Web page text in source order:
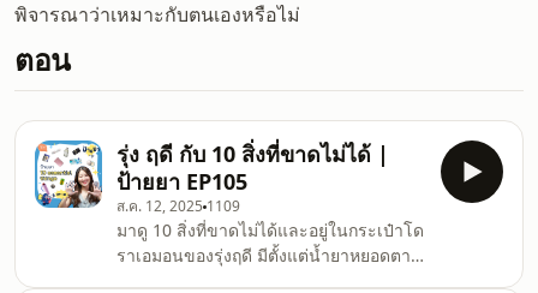
พิจารณาว่าเหมาะกับตนเองหรือไม่
ตอน
รุ่ง ฤดี กับ 10 สิ่งที่ขาดไม่ได้ |
ป้ายยา EP105
ส.ค. 12, 2025 1109
มาดู 10 สิ่งที่ขาดไม่ได้และอยู่ในกระเป๋าโด
ราเอมอนของรุ่งฤดี มีตั้งแต่น้ำยาหยอดตา